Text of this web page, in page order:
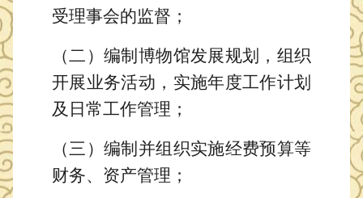
受理事会的监督；
（二）编制博物馆发展规划，组织
开展业务活动，实施年度工作计划
及 日常工作管理；
（三）编制并组织实施经费预算等
财务、 资产管理；